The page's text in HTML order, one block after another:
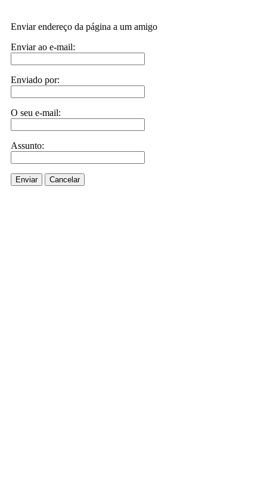
Enviar endereço da página a um amigo
Enviar ao e-mail:
Enviado por:
O seu e-mail:
Assunto:
Enviar Cancelar